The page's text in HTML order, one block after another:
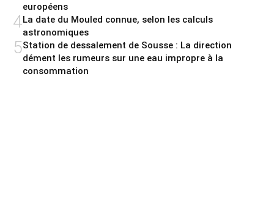
européens
4La date du Mouled connue, selon les calculs
astronomiques
5Station de dessalement de Sousse : La direction
dément les rumeurs sur une eau impropre à la
consommation